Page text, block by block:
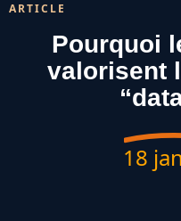
ARTICLE
Pourquoi
valorisent
18